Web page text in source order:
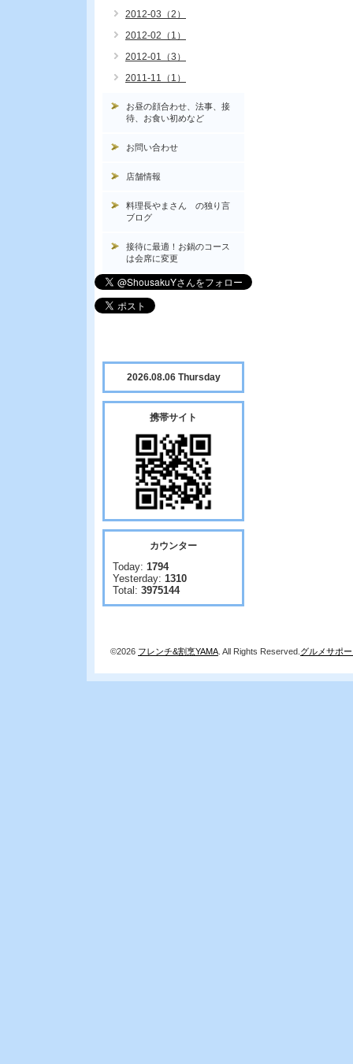
2012-03（2）
2012-02（1）
2012-01（3）
2011-11（1）
お昼の顔合わせ、法事、接
待、お食い初めなど
お問い合わせ
店舗情報
料理長やまさん の独り言
ブログ
接待に最適！お鍋のコース
は会席に変更
2026.08.06 Thursday
携帯サイト
カウンター
Today: 1794
Yesterday: 1310
Total: 3975144
©2026 フレンチ&割烹YAMA . All Rights Reserved. グルメサポ